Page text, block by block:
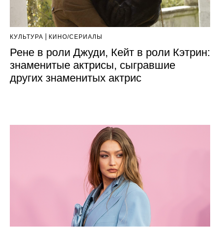
КУЛЬТУРА КИНО/СЕРИАЛЫ
Рене в роли Джуди, Кейт в роли Кэтрин:
знаменитые актрисы, сыгравшие
других знаменитых актрис